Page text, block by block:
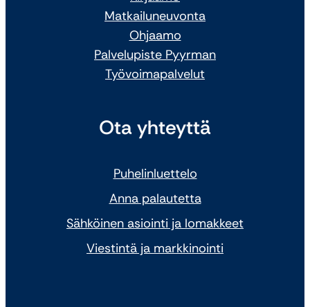
Matkailuneuvonta
Ohjaamo
Palvelupiste Pyyrman
Työvoimapalvelut
Ota yhteyttä
Puhelinluettelo
Anna palautetta
Sähköinen asiointi ja lomakkeet
Viestintä ja markkinointi